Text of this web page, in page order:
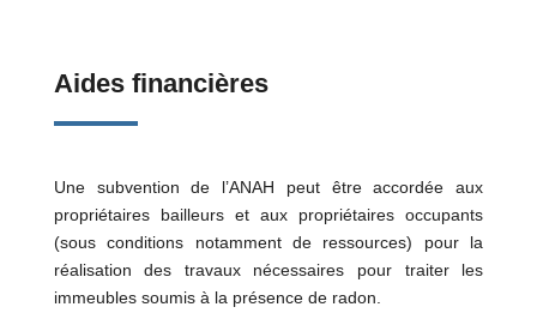
Aides financières
Une subvention de l’ANAH peut être accordée aux
propriétaires bailleurs et aux propriétaires occupants
(sous conditions notamment de ressources) pour la
réalisation des travaux nécessaires pour traiter les
immeubles soumis à la présence de radon.